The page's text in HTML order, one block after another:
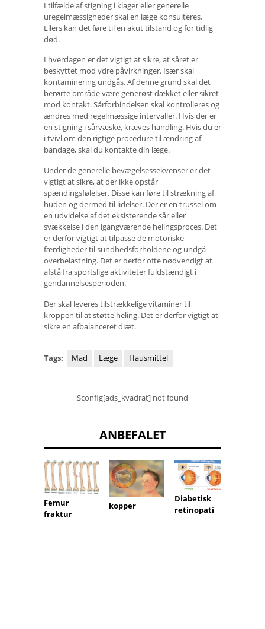
I tilfælde af stigning i klager eller generelle
uregelmæssigheder skal en læge konsulteres.
Ellers kan det føre til en akut tilstand og for tidlig
død.
I hverdagen er det vigtigt at sikre, at såret er
beskyttet mod ydre påvirkninger. Især skal
kontaminering undgås. Af denne grund skal det
berørte område være generøst dækket eller sikret
mod kontakt. Sårforbindelsen skal kontrolleres og
ændres med regelmæssige intervaller. Hvis der er
en stigning i sårvæske, kræves handling. Hvis du er
i tvivl om den rigtige procedure til ændring af
bandage, skal du kontakte din læge.
Under de generelle bevægelsessekvenser er det
vigtigt at sikre, at der ikke opstår
spændingsfølelser. Disse kan føre til strækning af
huden og dermed til lidelser. Der er en trussel om
en udvidelse af det eksisterende sår eller
svækkelse i den igangværende helingsproces. Det
er derfor vigtigt at tilpasse de motoriske
færdigheder til sundhedsforholdene og undgå
overbelastning. Det er derfor ofte nødvendigt at
afstå fra sportslige aktiviteter fuldstændigt i
gendannelsesperioden.
Der skal leveres tilstrækkelige vitaminer til
kroppen til at støtte heling. Det er derfor vigtigt at
sikre en afbalanceret diæt.
Tags: Mad Læge Hausmittel
$config[ads_kvadrat] not found
ANBEFALET
Femur
fraktur
kopper
Diabetisk
retinopati